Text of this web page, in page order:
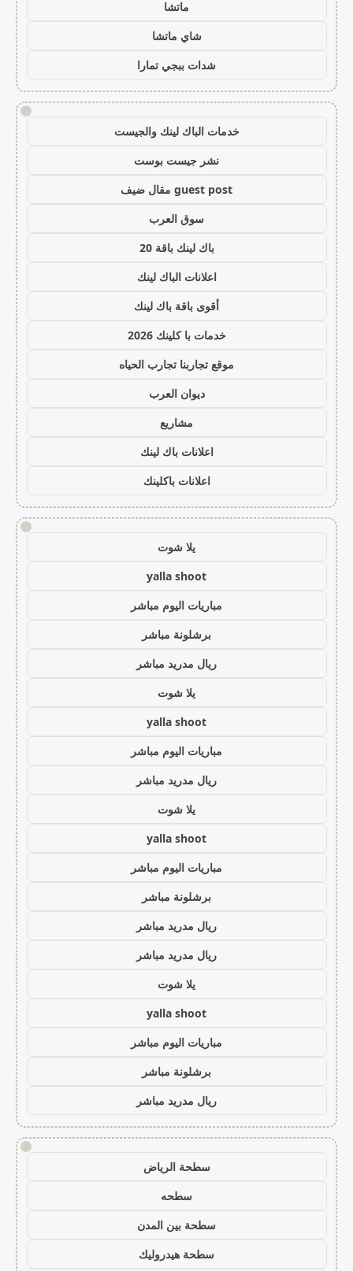
ماتشا
شاي ماتشا
شدات ببجي تمارا
!
خدمات الباك لينك والجيست
نشر جيست بوست
guest post مقال ضيف
سوق العرب
باك لينك باقة 20
اعلانات الباك لينك
أقوى باقة باك لينك
خدمات با كلينك 2026
موقع تجاربنا تجارب الحياه
ديوان العرب
مشاريع
اعلانات باك لينك
اعلانات باكلينك
!
يلا شوت
yalla shoot
مباريات اليوم مباشر
برشلونة مباشر
ريال مدريد مباشر
يلا شوت
yalla shoot
مباريات اليوم مباشر
ريال مدريد مباشر
يلا شوت
yalla shoot
مباريات اليوم مباشر
برشلونة مباشر
ريال مدريد مباشر
ريال مدريد مباشر
يلا شوت
yalla shoot
مباريات اليوم مباشر
برشلونة مباشر
ريال مدريد مباشر
!
سطحة الرياض
سطحه
سطحة بين المدن
سطحة هيدروليك